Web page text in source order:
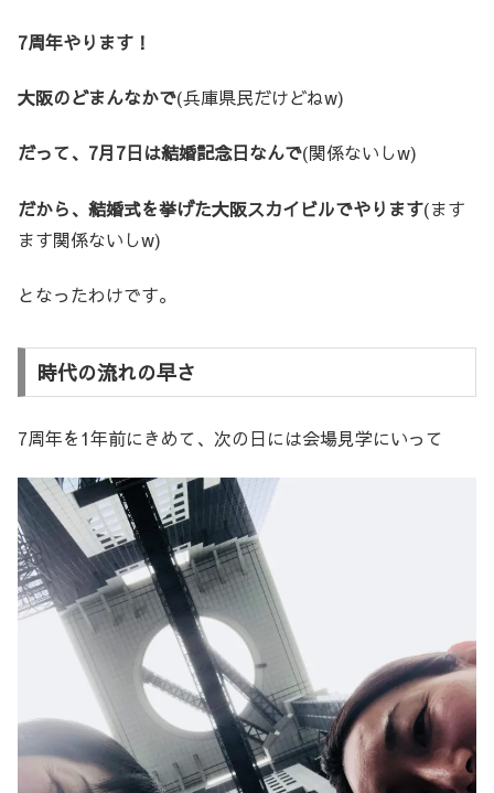
7周年やります！
大阪のどまんなかで(兵庫県民だけどねw)
だって、7月7日は結婚記念日なんで(関係ないしw)
だから、結婚式を挙げた大阪スカイビルでやります(ます
ます関係ないしw)
となったわけです。
時代の流れの早さ
7周年を1年前にきめて、次の日には会場見学にいって